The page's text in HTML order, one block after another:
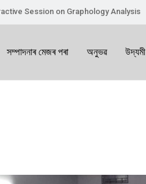
Session on Graphology Analysis
সম্পাদনাৰ মেজৰ পৰা অনুভৱ উদ্যমী